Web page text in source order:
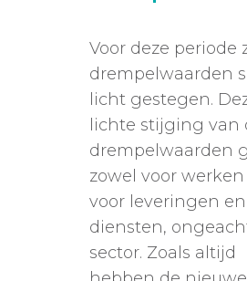
Voor deze periode
drempelwaarden
licht gestegen.
lichte stijging van
drempelwaarden
zowel voor werken
voor leveringen en
diensten,
sector. Zoals altijd